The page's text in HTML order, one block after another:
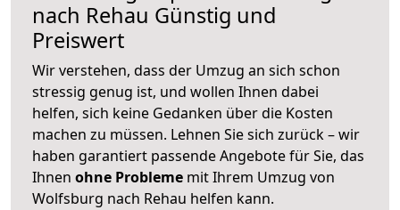
nach Rehau Günstig und
Preiswert
Wir verstehen, dass der Umzug an sich schon
stressig genug ist, und wollen Ihnen dabei
helfen, sich keine Gedanken über die Kosten
machen zu müssen. Lehnen Sie sich zurück – wir
haben garantiert passende Angebote für Sie, das
Ihnen ohne Probleme mit Ihrem Umzug von
Wolfsburg nach Rehau helfen kann.